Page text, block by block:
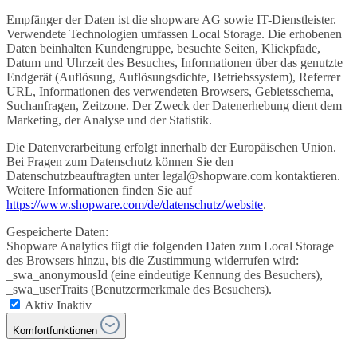
Empfänger der Daten ist die shopware AG sowie IT-Dienstleister.
Verwendete Technologien umfassen Local Storage. Die erhobenen
Daten beinhalten Kundengruppe, besuchte Seiten, Klickpfade,
Datum und Uhrzeit des Besuches, Informationen über das genutzte
Endgerät (Auflösung, Auflösungsdichte, Betriebssystem), Referrer
URL, Informationen des verwendeten Browsers, Gebietsschema,
Suchanfragen, Zeitzone. Der Zweck der Datenerhebung dient dem
Marketing, der Analyse und der Statistik.
Die Datenverarbeitung erfolgt innerhalb der Europäischen Union.
Bei Fragen zum Datenschutz können Sie den
Datenschutzbeauftragten unter legal@shopware.com kontaktieren.
Weitere Informationen finden Sie auf
https://www.shopware.com/de/datenschutz/website.
Gespeicherte Daten:
Shopware Analytics fügt die folgenden Daten zum Local Storage
des Browsers hinzu, bis die Zustimmung widerrufen wird:
_swa_anonymousId (eine eindeutige Kennung des Besuchers),
_swa_userTraits (Benutzermerkmale des Besuchers).
Aktiv Inaktiv
Komfortfunktionen